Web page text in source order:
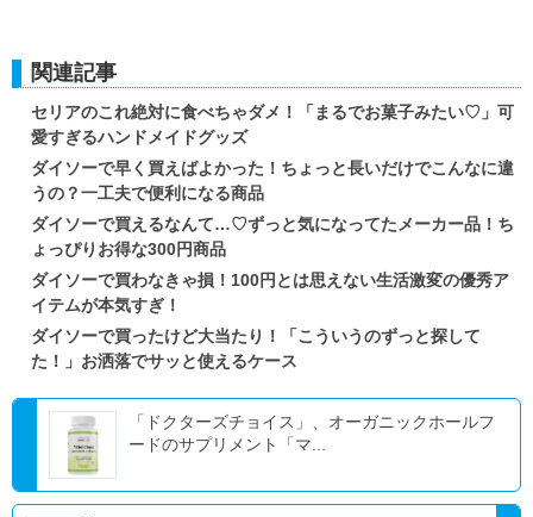
関連記事
セリアのこれ絶対に食べちゃダメ！「まるでお菓子みたい♡」可
愛すぎるハンドメイドグッズ
ダイソーで早く買えばよかった！ちょっと長いだけでこんなに違
うの？一工夫で便利になる商品
ダイソーで買えるなんて…♡ずっと気になってたメーカー品！ち
ょっぴりお得な300円商品
ダイソーで買わなきゃ損！100円とは思えない生活激変の優秀ア
イテムが本気すぎ！
ダイソーで買ったけど大当たり！「こういうのずっと探して
た！」お洒落でサッと使えるケース
「ドクターズチョイス」、オーガニックホールフ
ードのサプリメント「マ...